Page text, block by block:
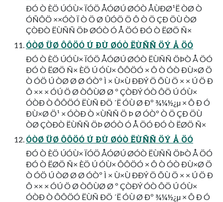
ÐÓ Ò ÈÖ ÚÓÙ× ÏÓÖ ÅÓØÚ ØÓÒ ÅÙÐØ¹Ë ÒØ Ò
ÓÑÔÖ ××ÓÒ Ï Ò Ö Ø ÛÓÖ Ö Ô Ò Ö ÇÐ ÖÙ ÒØ
ÇÒÐÒ ËÙÑÑ ÖÞ ØÓÒ Ó Å ÖÓ ÐÓ Ò ËØÖ Ñ×
ÓÒØ ÜØ ÔÔÖÓ Ú ÐÙ ØÓÒ ËÙÑÑ ÖÝ Å ÖÓ
ÐÓ Ò ÈÖ ÚÓÙ× ÏÓÖ ÅÓØÚ ØÓÒ ËÙÑÑ ÖÞÒ Å ÖÓ
ÐÓ Ò ËØÖ Ñ× ÈÖ Ú ÓÙ× ÔÔÖÓ × Ô Ò ÓÒ ÐÙ×Ø Ö
Ò ÓÖ Ú ÒØ Ø Ø ÓÒº Ì × Ù×Ù ÐÐÝ Ö ÕÙ Ö × × Ú Ö Ð
Ô ×× × ÓÚ Ö Ø ÒÔÙØ Ø º ÇÒÐÝ ÓÒ ÔÖ Ú ÓÙ×
ÓÒÐ Ò ÔÔÖÓ ËÙÑ ÐÖ ´Ë ÓÙ Ø Ðº ¾¼½¿µ × Ô Ð Ó
ÐÙ×Ø Ö¹ × ÓÒÐ Ò ×ÙÑÑ Ö Þ Ø ÓÒº Ò Ö ÇÐ ÖÙ
ÒØ ÇÒÐÒ ËÙÑÑ ÖÞ ØÓÒ Ó Å ÖÓ ÐÓ Ò ËØÖ Ñ×
ÓÒØ ÜØ ÔÔÖÓ Ú ÐÙ ØÓÒ ËÙÑÑ ÖÝ Å ÖÓ
ÐÓ Ò ÈÖ ÚÓÙ× ÏÓÖ ÅÓØÚ ØÓÒ ËÙÑÑ ÖÞÒ Å ÖÓ
ÐÓ Ò ËØÖ Ñ× ÈÖ Ú ÓÙ× ÔÔÖÓ × Ô Ò ÓÒ ÐÙ×Ø Ö
Ò ÓÖ Ú ÒØ Ø Ø ÓÒº Ì × Ù×Ù ÐÐÝ Ö ÕÙ Ö × × Ú Ö Ð
Ô ×× × ÓÚ Ö Ø ÒÔÙØ Ø º ÇÒÐÝ ÓÒ ÔÖ Ú ÓÙ×
ÓÒÐ Ò ÔÔÖÓ ËÙÑ ÐÖ ´Ë ÓÙ Ø Ðº ¾¼½¿µ × Ô Ð Ó